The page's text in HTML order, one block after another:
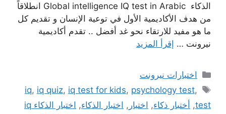
الذكاء Global intelligence IQ test in Arabic انطلاقاً
من هدف الأكاديمية الأول في توعية الإنسان و تقديم كل
ما هو مفيد للارتقاء نحو غد أفضل .. تقدم أكاديمية
نيرونت … إقرأ المزيد
التصنيفات
اختبارات نيرونت
الوسوم
iq, iq quiz, iq test for kids, psychology test,
test
, أختبار ذكاء, اختبار , اختبار الذكاء,
اختبار الذكاء iq